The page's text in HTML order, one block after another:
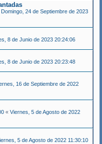
Domingo, 24 de Septiembre de 2023
8 de Junio de 2023 20:24:06
8 de Junio de 2023 20:23:48
16 de Septiembre de 2022
« Viernes, 5 de Agosto de 2022
5 de Agosto de 2022 11:30:10